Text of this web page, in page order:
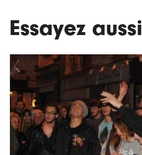
Essayez aussi